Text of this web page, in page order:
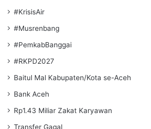
#KrisisAir
#Musrenbang
#PemkabBanggai
#RKPD2027
Baitul Mal Kabupaten/Kota se-Aceh
Bank Aceh
Rp1.43 Miliar Zakat Karyawan
Transfer Gagal